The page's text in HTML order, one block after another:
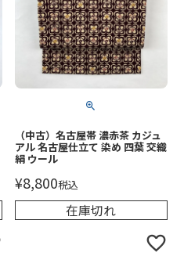
（中古）名古屋帯 濃赤茶 カジュ
アル 名古屋仕立て 染め 四葉 交織
絹 ウール
¥8,800税込
在庫切れ